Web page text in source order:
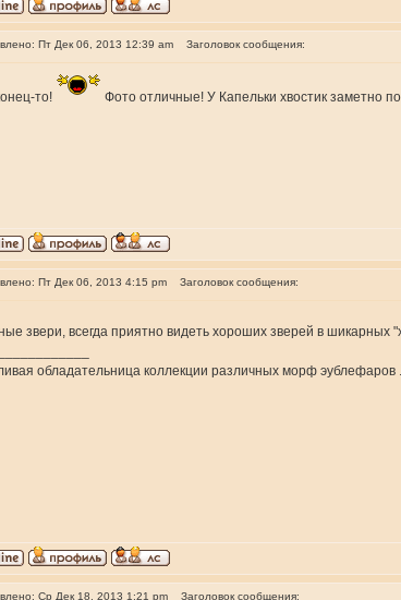
Пт Дек 06, 2013 12:39 am Заголовок сообщения:
то! Фото отличные! У Капельки хвостик заметно
Пт Дек 06, 2013 4:15 pm Заголовок сообщения:
звери, всегда приятно видеть хороших зверей в
обладательница коллекции различных морф эублефаров .
Ср Дек 18, 2013 1:21 pm Заголовок сообщения: